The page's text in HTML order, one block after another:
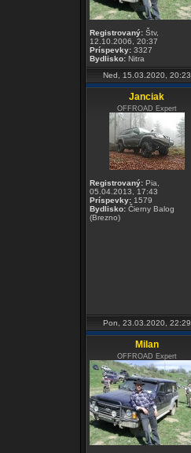
Registrovaný: Štv,
12.10.2006, 20:37
Príspevky: 3327
Bydlisko: Nitra
Ned, 15.03.2020, 20:23
Janciak
OFFROAD Expert
Registrovaný: Pia,
05.04.2013, 17:43
Príspevky: 1579
Bydlisko: Čierny Balog
(Brezno)
Pon, 23.03.2020, 22:29
Milan
OFFROAD Expert